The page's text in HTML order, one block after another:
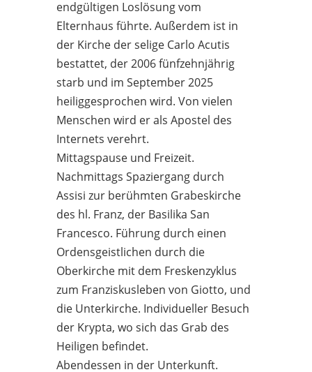
endgültigen Loslösung vom
Elternhaus führte. Außerdem ist in
der Kirche der selige Carlo Acutis
bestattet, der 2006 fünfzehnjährig
starb und im September 2025
heiliggesprochen wird. Von vielen
Menschen wird er als Apostel des
Internets verehrt.
Mittagspause und Freizeit.
Nachmittags Spaziergang durch
Assisi zur berühmten Grabeskirche
des hl. Franz, der Basilika San
Francesco. Führung durch einen
Ordensgeistlichen durch die
Oberkirche mit dem Freskenzyklus
zum Franziskusleben von Giotto, und
die Unterkirche. Individueller Besuch
der Krypta, wo sich das Grab des
Heiligen befindet.
Abendessen in der Unterkunft.